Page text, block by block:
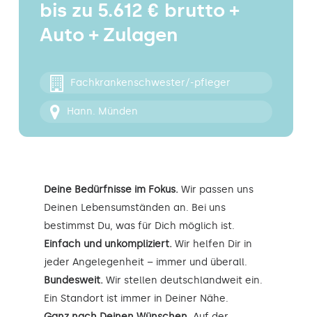
Kontaktbis zu 5.612 € brutto +
Auto + Zulagen
Fachkrankenschwester/-pfleger
Hann. Münden
Deine Bedürfnisse im Fokus. Wir passen uns
Deinen Lebensumständen an. Bei uns
bestimmst Du, was für Dich möglich ist.
Einfach und unkompliziert. Wir helfen Dir in
jeder Angelegenheit – immer und überall.
Bundesweit. Wir stellen deutschlandweit ein.
Ein Standort ist immer in Deiner Nähe.